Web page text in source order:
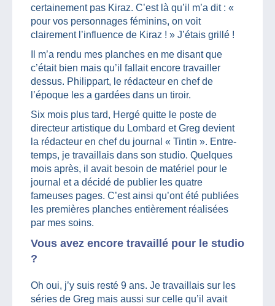
certainement pas Kiraz. C’est là qu’il m’a dit : «
pour vos personnages féminins, on voit
clairement l’influence de Kiraz ! » J’étais grillé !
Il m’a rendu mes planches en me disant que
c’était bien mais qu’il fallait encore travailler
dessus. Philippart, le rédacteur en chef de
l’époque les a gardées dans un tiroir.
Six mois plus tard, Hergé quitte le poste de
directeur artistique du Lombard et Greg devient
la rédacteur en chef du journal « Tintin ». Entre-
temps, je travaillais dans son studio. Quelques
mois après, il avait besoin de matériel pour le
journal et a décidé de publier les quatre
fameuses pages. C’est ainsi qu’ont été publiées
les premières planches entièrement réalisées
par mes soins.
Vous avez encore travaillé pour le studio
?
Oh oui, j’y suis resté 9 ans. Je travaillais sur les
séries de Greg mais aussi sur celle qu’il avait